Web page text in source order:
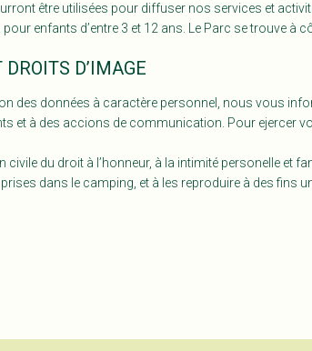
être utilisées pour diffuser nos services et
pour enfants d’entre 3 et 12 ans. Le Parc se trouve à
D’IMAGE
des données à caractère personnel, nous vous
et à des accions de communication. Pour ejercer
du droit à l’honneur, à la intimité personelle et
dans le camping, et à les reproduire à des